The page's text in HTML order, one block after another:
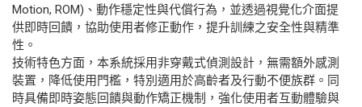
Motion, ROM)、動作穩定性與代償行為，並透過視覺化介面提
供即時回饋，協助使用者修正動作，提升訓練之安全性與精準
性。
技術特色方面，本系統採用非穿戴式偵測設計，無需額外感測
裝置，降低使用門檻，特別適用於高齡者及行動不便族群。同
時具備即時姿態回饋與動作矯正機制，強化使用者互動體驗與